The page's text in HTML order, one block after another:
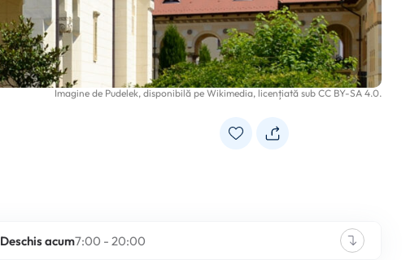
Imagine de Pudelek, disponibilă pe Wikimedia, licențiată sub CC BY-SA 4.0.
Deschis acum7:00 - 20:00